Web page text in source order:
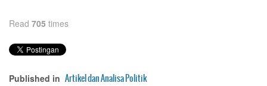
Read 705 times
Published in Artikel dan Analisa Politik